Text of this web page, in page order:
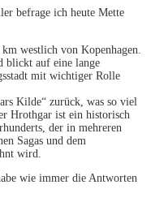
befrage ich heute Mette
westlich von Kopenhagen.
blickt auf eine lange
mit wichtiger Rolle
Kilde“ zurück, was so viel
Hrothgar ist ein historisch
der in mehreren
Sagas und dem
wird.
wie immer die Antworten